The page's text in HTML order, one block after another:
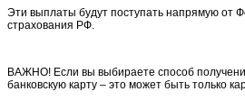
Эти выплаты будут поступать напрямую от
страхования РФ.
ВАЖНО! Если вы выбираете способ
банковскую карту – это может быть только